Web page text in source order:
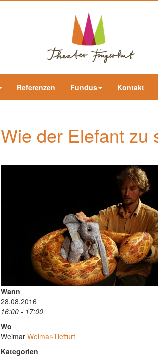
Referenzen Fundus Kontakt
Wie der Elefant zu
Wann
28.08.2016
16:00 - 17:00
Wo
Weimar Weimar-Tieffurt
Kategorien